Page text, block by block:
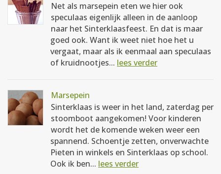
Net als marsepein eten we hier ook
speculaas eigenlijk alleen in de aanloop
naar het Sinterklaasfeest. En dat is maar
goed ook. Want ik weet niet hoe het u
vergaat, maar als ik eenmaal aan speculaas
of kruidnootjes... lees verder
Marsepein
Sinterklaas is weer in het land, zaterdag per
stoomboot aangekomen! Voor kinderen
wordt het de komende weken weer een
spannend. Schoentje zetten, onverwachte
Pieten in winkels en Sinterklaas op school.
Ook ik ben... lees verder